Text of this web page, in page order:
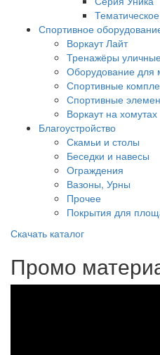
Спортивное
Воркаут Лайт
Тренажёры
Оборудование
Спортивные
Спортивные
Воркаут на хомутах
Благоустройство
Скамьи и столы
Беседки и навесы
Ограждения
Вазоны, Урны
Прочее
Покрытия для
Скачать каталог
Промо